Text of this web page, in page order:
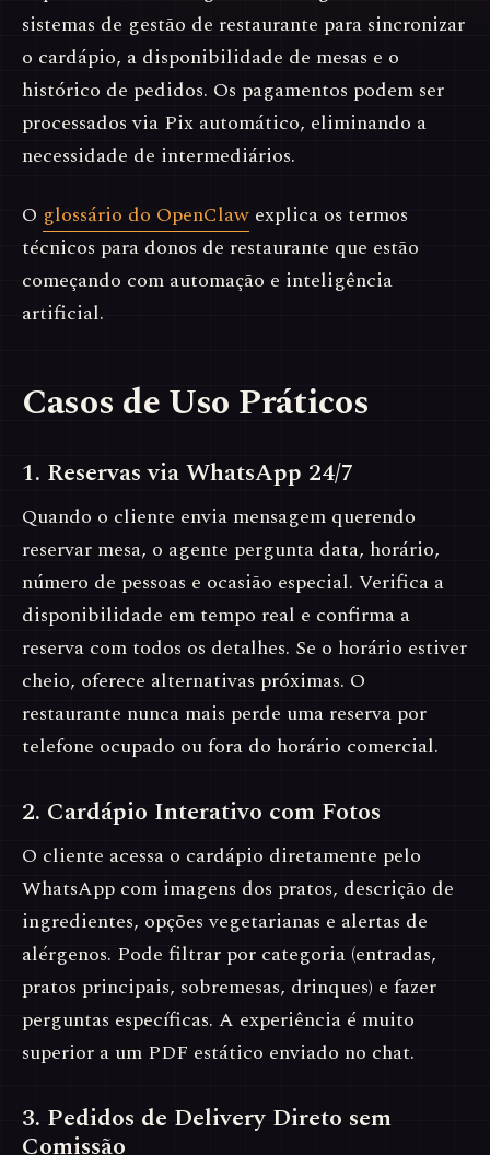
sistemas de gestão de restaurante para sincronizar
o cardápio, a disponibilidade de mesas e o
histórico de pedidos. Os pagamentos podem ser
processados via Pix automático, eliminando a
necessidade de intermediários.
O glossário do OpenClaw explica os termos
técnicos para donos de restaurante que estão
começando com automação e inteligência
artificial.
Casos de Uso Práticos
1. Reservas via WhatsApp 24/7
Quando o cliente envia mensagem querendo
reservar mesa, o agente pergunta data, horário,
número de pessoas e ocasião especial. Verifica a
disponibilidade em tempo real e confirma a
reserva com todos os detalhes. Se o horário estiver
cheio, oferece alternativas próximas. O
restaurante nunca mais perde uma reserva por
telefone ocupado ou fora do horário comercial.
2. Cardápio Interativo com Fotos
O cliente acessa o cardápio diretamente pelo
WhatsApp com imagens dos pratos, descrição de
ingredientes, opções vegetarianas e alertas de
alérgenos. Pode filtrar por categoria (entradas,
pratos principais, sobremesas, drinques) e fazer
perguntas específicas. A experiência é muito
superior a um PDF estático enviado no chat.
3. Pedidos de Delivery Direto sem
Comissão